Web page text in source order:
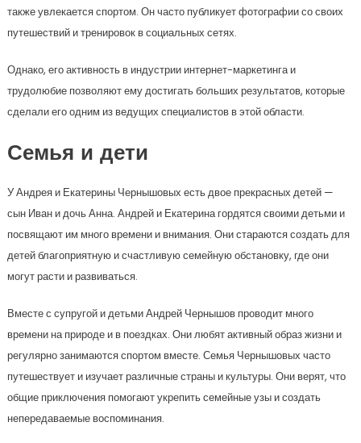
также увлекается спортом. Он часто публикует фотографии со своих
путешествий и тренировок в социальных сетях.
Однако, его активность в индустрии интернет-маркетинга и
трудолюбие позволяют ему достигать больших результатов, которые
сделали его одним из ведущих специалистов в этой области.
Семья и дети
У Андрея и Екатерины Чернышовых есть двое прекрасных детей —
сын Иван и дочь Анна. Андрей и Екатерина гордятся своими детьми и
посвящают им много времени и внимания. Они стараются создать для
детей благоприятную и счастливую семейную обстановку, где они
могут расти и развиваться.
Вместе с супругой и детьми Андрей Чернышов проводит много
времени на природе и в поездках. Они любят активный образ жизни и
регулярно занимаются спортом вместе. Семья Чернышовых часто
путешествует и изучает различные страны и культуры. Они верят, что
общие приключения помогают укрепить семейные узы и создать
непередаваемые воспоминания.